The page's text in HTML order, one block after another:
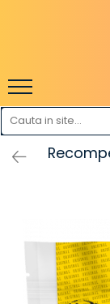
Pachete
Pachete
Pachete
Test gratuit